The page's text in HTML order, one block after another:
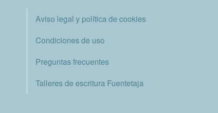
Aviso legal y política de cookies
Condiciones de uso
Preguntas frecuentes
Talleres de escritura Fuentetaja